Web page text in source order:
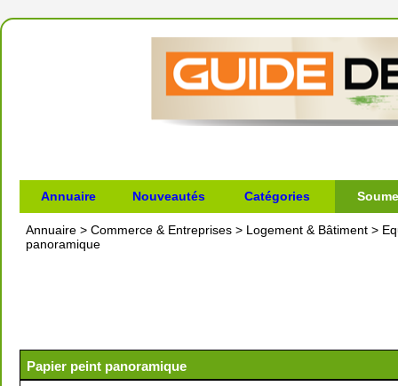
Annuaire Nouveautés Catégories
Annuaire > Commerce & Entreprises > Logement & Bâtiment >
panoramique
Papier peint panoramique